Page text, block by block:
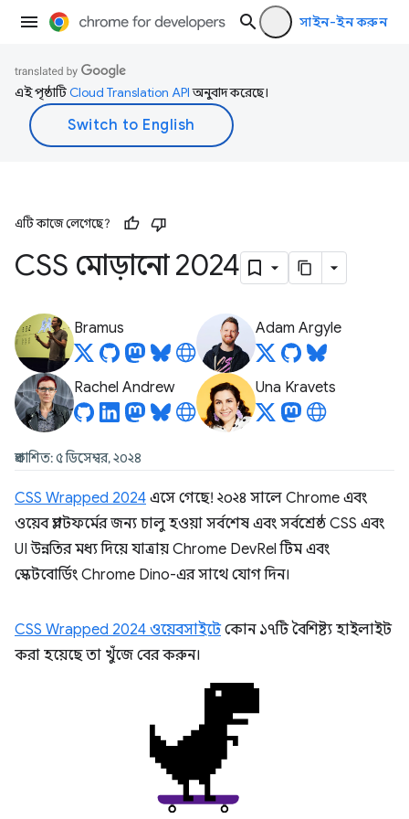
সাইন-ইন করুন
এই পৃষ্ঠাটিCloud Translation APIঅনুবাদ করেছে।
এটি কাজে লেগেছে?
CSS মোড়ানো 2024
Bramus Adam Argyle
Rachel Andrew Una Kravets
প্রকাশিত: ৫ ডিসেম্বর, ২০২৪
CSS Wrapped 2024 এসে গেছে! ২০২৪ সালে Chrome এবং
ওয়েব প্ল্যাটফর্মের জন্য চালু হওয়া সর্বশেষ এবং সর্বশ্রেষ্ঠ CSS এবং
UI উন্নতির মধ্য দিয়ে যাত্রায় Chrome DevRel টিম এবং
স্কেটবোর্ডিং Chrome Dino-এর সাথে যোগ দিন।
CSS Wrapped 2024 ওয়েবসাইটেকোন ১৭টি বৈশিষ্ট্য হাইলাইট
করা হয়েছে তা খুঁজে বের করুন।